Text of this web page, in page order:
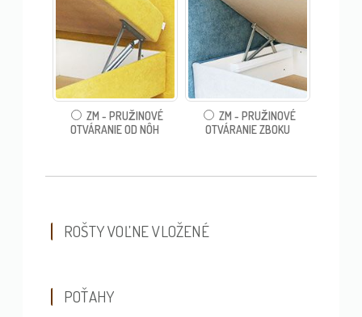
ZM - PRUŽINOVÉ
OTVÁRANIE OD NÔH
ZM - PRUŽINOVÉ
OTVÁRANIE ZBOKU
ROŠTY VOĽNE VLOŽENÉ
POŤAHY